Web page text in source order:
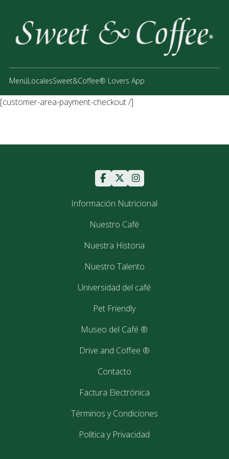
MenúLocalesSweet&Coffee® Lovers App
[customer-area-payment-checkout /]
Información Nutricional
Nuestro Café
Nuestra Historia
Nuestro Talento
Universidad del café
Pet Friendly
Museo del Café ®
Drive and Coffee ®
Contacto
Factura Electrónica
Términos y Condiciones
Política y Privacidad